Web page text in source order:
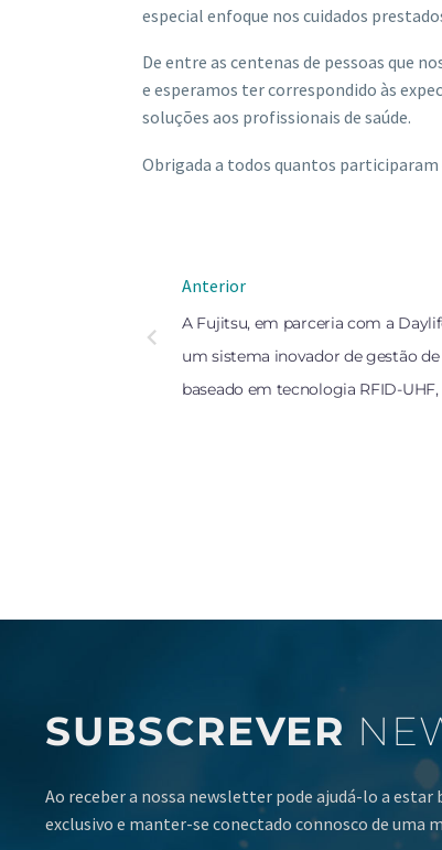
especial enfoque nos cuidados
De entre as centenas de pessoas que
e esperamos ter correspondido às
soluções aos profissionais de saúde.
Obrigada a todos quantos participaram
Anterior
A Fujitsu, em parceria com a
um sistema inovador de gestão
baseado em tecnologia RFID-UHF,
SUBSCREVER
Ao receber a nossa newsletter pode ajudá-lo a
exclusivo e manter-se conectado connosco de uma